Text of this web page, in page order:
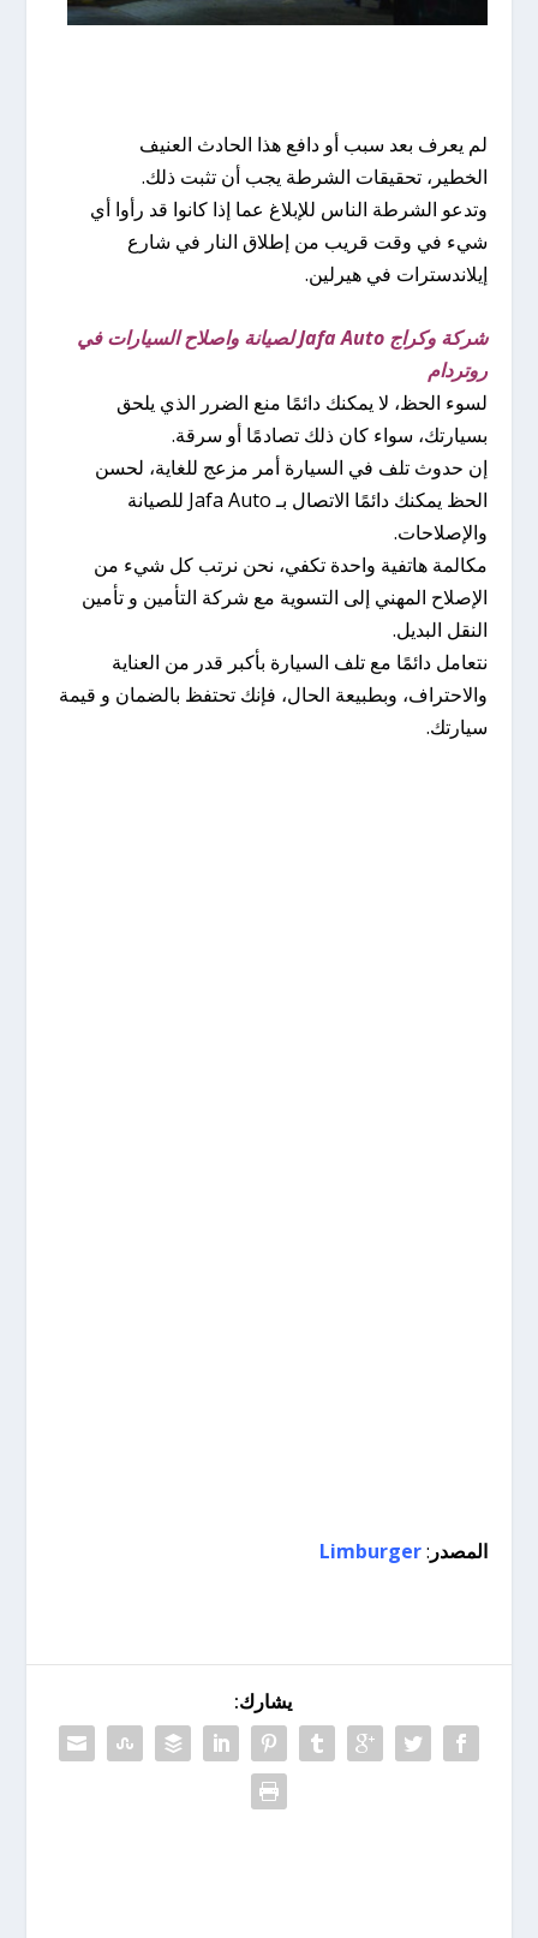
لم يعرف بعد سبب أو دافع هذا الحادث العنيف
الخطير، تحقيقات الشرطة يجب أن تثبت ذلك.
وتدعو الشرطة الناس للإبلاغ عما إذا كانوا قد رأوا أي
شيء في وقت قريب من إطلاق النار في شارع
إيلاندسترات في هيرلين.
شركة وكراج Jafa Auto لصيانة واصلاح السيارات في
روتردام
لسوء الحظ، لا يمكنك دائمًا منع الضرر الذي يلحق
بسيارتك، سواء كان ذلك تصادمًا أو سرقة.
إن حدوث تلف في السيارة أمر مزعج للغاية، لحسن
الحظ يمكنك دائمًا الاتصال بـ Jafa Auto للصيانة
والإصلاحات.
مكالمة هاتفية واحدة تكفي، نحن نرتب كل شيء من
الإصلاح المهني إلى التسوية مع شركة التأمين و تأمين
النقل البديل.
نتعامل دائمًا مع تلف السيارة بأكبر قدر من العناية
والاحتراف، وبطبيعة الحال، فإنك تحتفظ بالضمان و قيمة
سيارتك.
المصدر :
Limburger
يشارك: